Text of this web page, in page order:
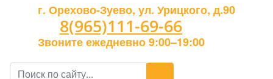
г. Орехово-Зуево, ул. Урицкого, д.90
8(965)111-69-66
Звоните ежедневно 9:00–19:00